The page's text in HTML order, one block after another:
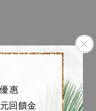
惠
回饋金